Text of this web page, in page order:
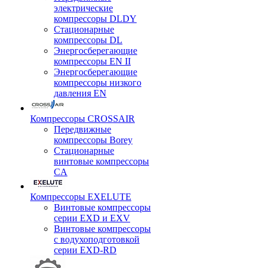
электрические
компрессоры DLDY
Стационарные
компрессоры DL
Энергосберегающие
компрессоры EN II
Энергосберегающие
компрессоры низкого
давления EN
Компрессоры CROSSAIR
Передвижные
компрессоры Borey
Стационарные
винтовые компрессоры
CA
Компрессоры EXELUTE
Винтовые компрессоры
серии EXD и EXV
Винтовые компрессоры
с водухоподготовкой
серии EXD-RD